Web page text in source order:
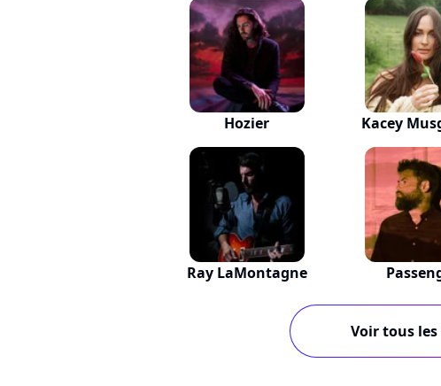
Hozier Kacey
Ray LaMontagne
Voir tous